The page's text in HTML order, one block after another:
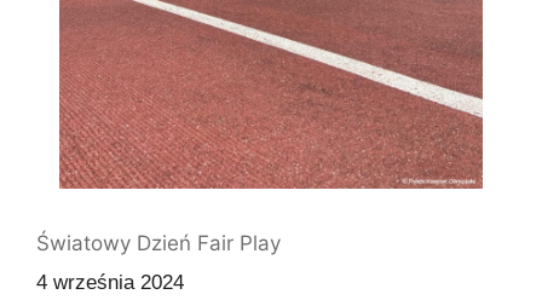
Światowy Dzień Fair Play
4 września 2024